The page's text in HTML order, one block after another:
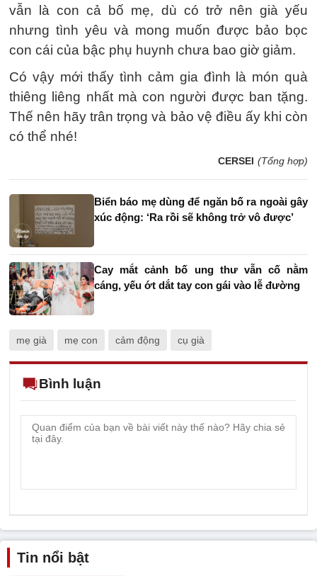
vẫn là con cả bố mẹ, dù có trở nên già yếu
nhưng tình yêu và mong muốn được bảo bọc
con cái của bậc phụ huynh chưa bao giờ giảm.
Có vậy mới thấy tình cảm gia đình là món quà
thiêng liêng nhất mà con người được ban tặng.
Thế nên hãy trân trọng và bảo vệ điều ấy khi còn
có thể nhé!
CERSEI (Tổng hợp)
Biển báo mẹ dùng để ngăn bố ra ngoài gây
xúc động: ‘Ra rồi sẽ không trở vô được’
Cay mắt cảnh bố ung thư vẫn cố nằm
cáng, yếu ớt dắt tay con gái vào lễ đường
mẹ già mẹ con cảm động cụ già
Bình luận
Tin nổi bật